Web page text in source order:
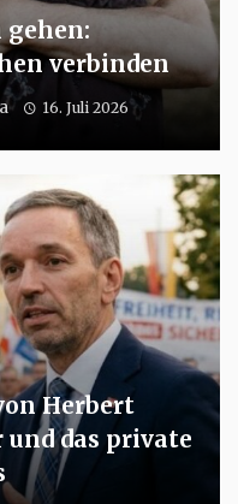
gehen:
verbinden
16. Juli 2026
Herbert
das private